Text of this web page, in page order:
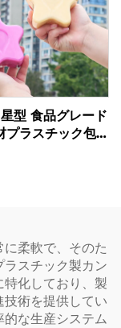
型 食品グレード
プラスチック包装
柔軟で、そのた
スチック製カン
化しており、製
術を提供してい
的な生産システム